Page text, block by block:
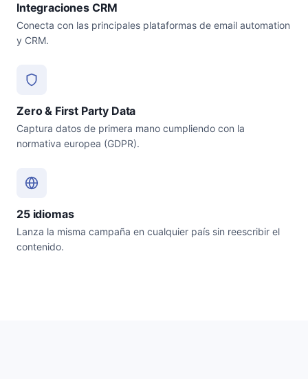
Integraciones CRM
Conecta con las principales plataformas de email automation
y CRM.
Zero & First Party Data
Captura datos de primera mano cumpliendo con la
normativa europea (GDPR).
25 idiomas
Lanza la misma campaña en cualquier país sin reescribir el
contenido.